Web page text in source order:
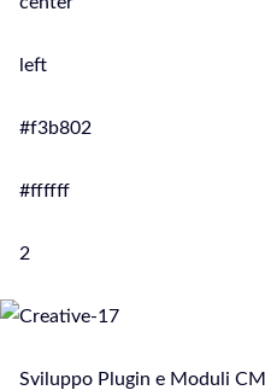
left
#f3b802
#ffffff
2
Sviluppo Plugin e Moduli